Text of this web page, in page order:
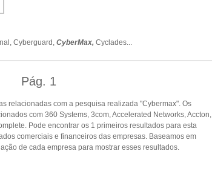
Cyberguard, CyberMax, Cyclades...
Pág. 1
relacionadas com a pesquisa realizada "Cybermax". Os
com 360 Systems, 3com, Accelerated Networks, Accton,
Pode encontrar os 1 primeiros resultados para esta
comerciais e financeiros das empresas. Baseamos em
de cada empresa para mostrar esses resultados.